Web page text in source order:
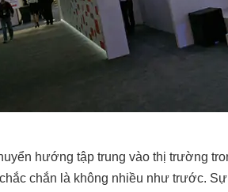
hướng tập trung vào thị trường
chắn là không nhiều như trước.